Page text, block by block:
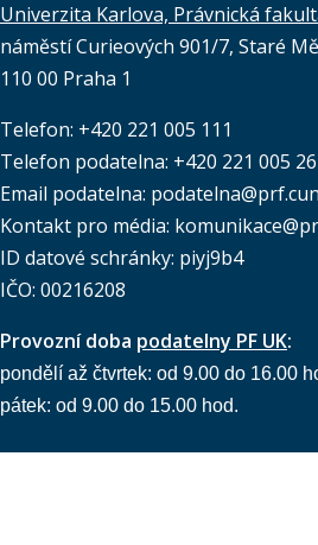
Univerzita Karlova, Právnická
náměstí Curieových 901/7, Staré
110 00 Praha 1
Telefon: +420 221 005 111
Telefon podatelna: +420 221 005
Email podatelna:
Kontakt pro média:
ID datové schránky: piyj9b4
IČO: 00216208
Provozní doba podatelny PF UK:
pondělí až čtvrtek: od 9.00 do 16.00
pátek: od 9.00 do 15.00 hod.